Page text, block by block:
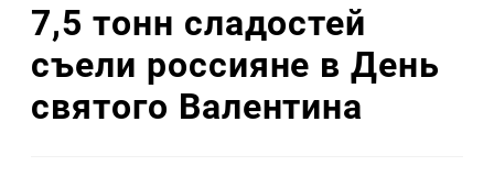
7,5 тонн сладостей
съели россияне в День
святого Валентина